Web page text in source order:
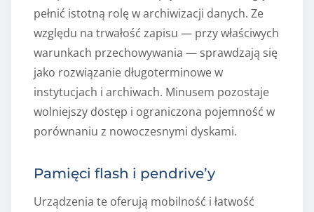
pełnić istotną rolę w archiwizacji danych. Ze
względu na trwałość zapisu — przy właściwych
warunkach przechowywania — sprawdzają się
jako rozwiązanie długoterminowe w
instytucjach i archiwach. Minusem pozostaje
wolniejszy dostęp i ograniczona pojemność w
porównaniu z nowoczesnymi dyskami.
Pamięci flash i pendrive’y
Urządzenia te oferują mobilność i łatwość